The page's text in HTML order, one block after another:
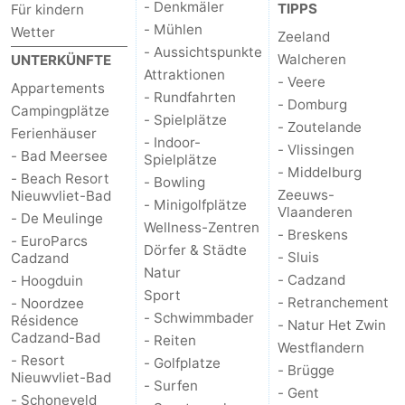
Zwin
Brügge
-
Küste
-
Knokke-
Heist
-
Zeebrugge
-
Blankenberge
-
Wenduine
Wetter
Kontakt
Für kindern
Wetter
UNTERKÜNFTE
Appartements
Campingplätze
Ferienhäuser
- Bad Meersee
- Beach Resort
Nieuwvliet-Bad
- De Meulinge
- EuroParcs
Cadzand
- Hoogduin
- Noordzee
Résidence
Cadzand-Bad
- Resort
Nieuwvliet-Bad
- Schoneveld
- Denkmäler
- Mühlen
- Aussichtspunkte
Attraktionen
- Rundfahrten
- Spielplätze
- Indoor-
Spielplätze
- Bowling
- Minigolfplätze
Wellness-Zentren
Dörfer & Städte
Natur
Sport
- Schwimmbader
- Reiten
- Golfplatze
- Surfen
TIPPS
Zeeland
Walcheren
- Veere
- Domburg
- Zoutelande
- Vlissingen
- Middelburg
Zeeuws-
Vlaanderen
- Breskens
- Sluis
- Cadzand
- Retranchement
- Natur Het Zwin
Westflandern
- Brügge
- Gent